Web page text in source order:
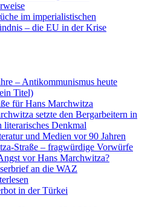
im imperialistischen
– die EU in der Krise
– Antikommunismus heute
Titel)
für Hans Marchwitza
setzte den Bergarbeitern in
literarisches Denkmal
und Medien vor 90 Jahren
Straße – fragwürdige Vorwürfe
vor Hans Marchwitza?
an die WAZ
in der Türkei